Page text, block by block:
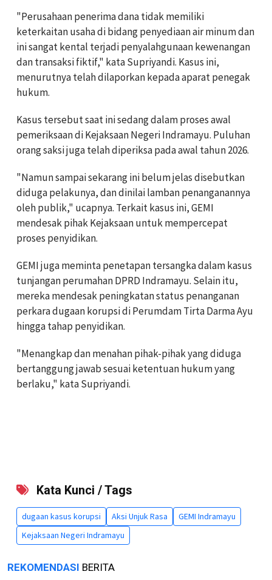
"Perusahaan penerima dana tidak memiliki
keterkaitan usaha di bidang penyediaan air minum dan
ini sangat kental terjadi penyalahgunaan kewenangan
dan transaksi fiktif," kata Supriyandi. Kasus ini,
menurutnya telah dilaporkan kepada aparat penegak
hukum.
Kasus tersebut saat ini sedang dalam proses awal
pemeriksaan di Kejaksaan Negeri Indramayu. Puluhan
orang saksi juga telah diperiksa pada awal tahun 2026.
"Namun sampai sekarang ini belum jelas disebutkan
diduga pelakunya, dan dinilai lamban penanganannya
oleh publik," ucapnya. Terkait kasus ini, GEMI
mendesak pihak Kejaksaan untuk mempercepat
proses penyidikan.
GEMI juga meminta penetapan tersangka dalam kasus
tunjangan perumahan DPRD Indramayu. Selain itu,
mereka mendesak peningkatan status penanganan
perkara dugaan korupsi di Perumdam Tirta Darma Ayu
hingga tahap penyidikan.
"Menangkap dan menahan pihak-pihak yang diduga
bertanggung jawab sesuai ketentuan hukum yang
berlaku," kata Supriyandi.
Kata Kunci / Tags
dugaan kasus korupsi Aksi Unjuk Rasa
GEMI Indramayu
Kejaksaan Negeri Indramayu
REKOMENDASI BERITA